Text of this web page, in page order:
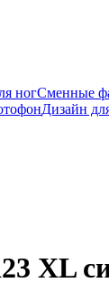
ногСменные
Дизайн
XL